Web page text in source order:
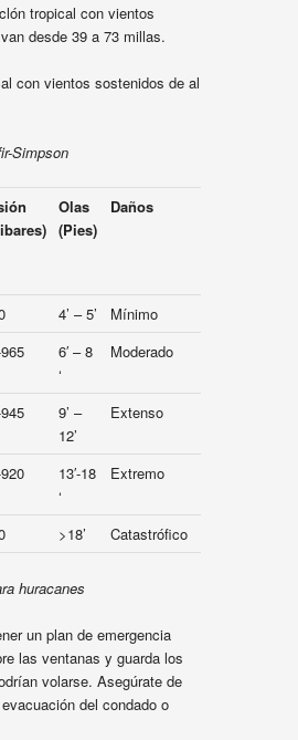
tropical con vientos
desde 39 a 73 millas.
con vientos sostenidos de al
Simpson
Olas
(Pies)
Daños
4’ – 5’
Mínimo
6′ – 8
‘
Moderado
9’ –
12’
Extenso
13′-18
‘
Extremo
>18’ Catastrófico
huracanes
un plan de emergencia
las ventanas y guarda los
volarse. Asegúrate de
del condado o